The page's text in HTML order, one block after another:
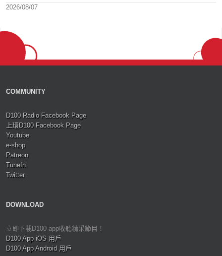
2026/08/07
COMMUNITY
D100 Radio Facebook Page
上環D100 Facebook Page
Youtube
e-shop
Patreon
TuneIn
Twitter
DOWNLOAD
立即下載D100 app收聽精采節目！
D100 App iOS 用戶
D100 App Android 用戶